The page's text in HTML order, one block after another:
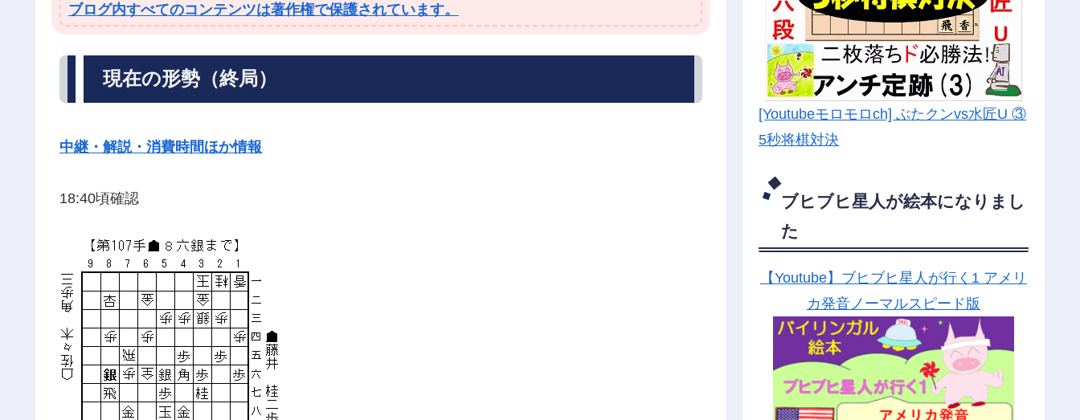
ブログ内すべてのコンテンツは著作権で保護されています。
現在の形勢（終局）
中継・解説・消費時間ほか情報
18:40頃確認
[Youtubeモロモロch] ぶたクンvs水匠U ③
5秒将棋対決
ブヒブヒ星人が絵本になりまし
た
【Youtube】ブヒブヒ星人が行く1 アメリ
カ発音ノーマルスピード版